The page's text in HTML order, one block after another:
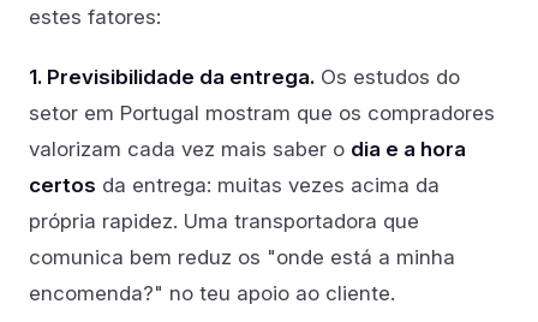
estes fatores:
1. Previsibilidade da entrega. Os estudos do
setor em Portugal mostram que os compradores
valorizam cada vez mais saber o dia e a hora
certos da entrega: muitas vezes acima da
própria rapidez. Uma transportadora que
comunica bem reduz os "onde está a minha
encomenda?" no teu apoio ao cliente.